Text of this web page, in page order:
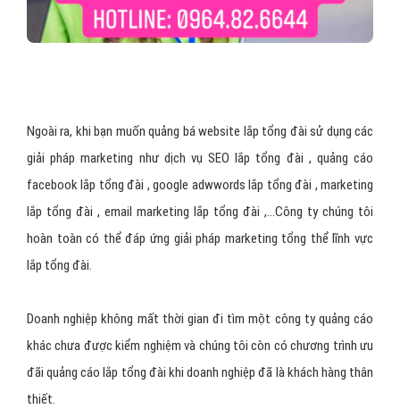
Ngoài ra, khi bạn muốn quảng bá website lắp tổng đài sử dụng các
giải pháp marketing như dịch vụ SEO lắp tổng đài , quảng cáo
facebook lắp tổng đài , google adwwords lắp tổng đài , marketing
lắp tổng đài , email marketing lắp tổng đài ,…Công ty chúng tôi
hoàn toàn có thể đáp ứng giải pháp marketing tổng thể lĩnh vực
lắp tổng đài.
Doanh nghiệp không mất thời gian đi tìm một công ty quảng cáo
khác chưa được kiểm nghiệm và chúng tôi còn có chương trình ưu
đãi quảng cáo lắp tổng đài khi doanh nghiệp đã là khách hàng thân
thiết.